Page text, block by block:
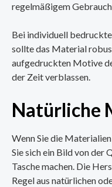
regelmäßigem
Bei individuell
sollte das Material
aufgedruckten Motive
der Zeit verblassen.
Natürliche
Wenn Sie die
Sie sich ein Bild von der
Tasche machen. Die
Regel aus natürlichen